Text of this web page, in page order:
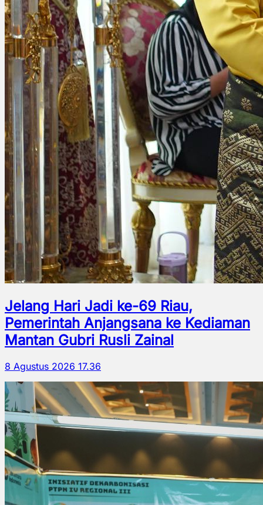
Jelang Hari Jadi ke-69 Riau,
Pemerintah Anjangsana ke Kediaman
Mantan Gubri Rusli Zainal
8 Agustus 2026 17.36